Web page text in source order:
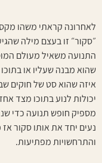
לאחרונה קראתי משהו
״סקור״ זו בעצם מילה
התנועה משאיל מעולם
שהוא מבנה שעליו או
איזה שהוא סט של חוקים
יכולות לנוע בתוכו מצד
מספיק חופש תנועה כדי
נעים יחד את אותו סקור אז
והתרחשויות מפתיעות.